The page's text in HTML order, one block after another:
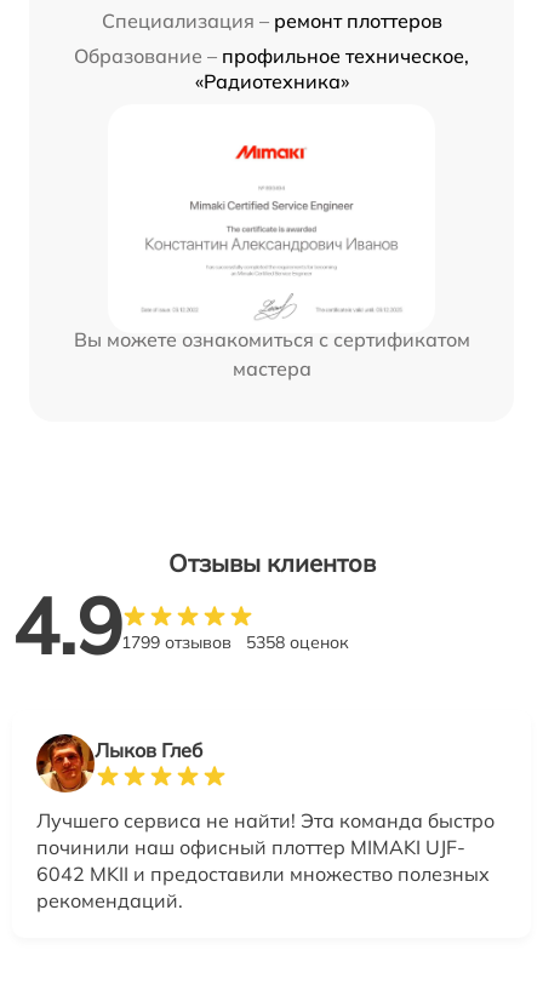
Специализация – ремонт плоттеров
Образование – профильное техническое,
«Радиотехника»
Вы можете ознакомиться с сертификатом
мастера
Отзывы клиентов
4.91799 отзывов 5358 оценок
Лыков Глеб
Лучшего сервиса не найти! Эта команда быстро
починили наш офисный плоттер MIMAKI UJF-
6042 MKII и предоставили множество полезных
рекомендаций.